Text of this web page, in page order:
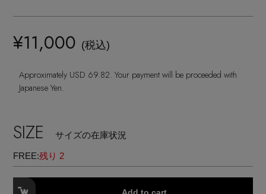
ニット
コート
ブーツ
財布・小物
ボディバッグ・ウェストポーチ
スーツケース
スマートフォンケース・タブレットケース
アイウェア
レッグウェア
アンクレット
チャーム
水着・スイムウェア
CONTENTS
特集一覧
NEW IN BRAND
BRAND NEWS
¥11,000 (税込)
Approximately USD 69.82. Your payment will be proceeded with
Japanese Yen.
SIZE サイズの在庫状況
FREE:残り 2